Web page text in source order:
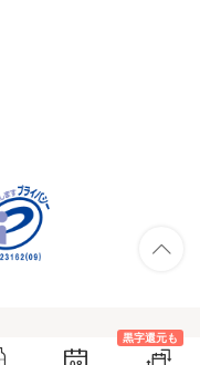
黒字還元も